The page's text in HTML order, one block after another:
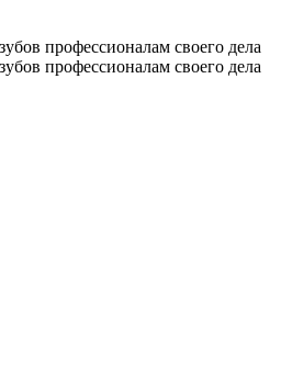
профессионалам своего дела
профессионалам своего дела